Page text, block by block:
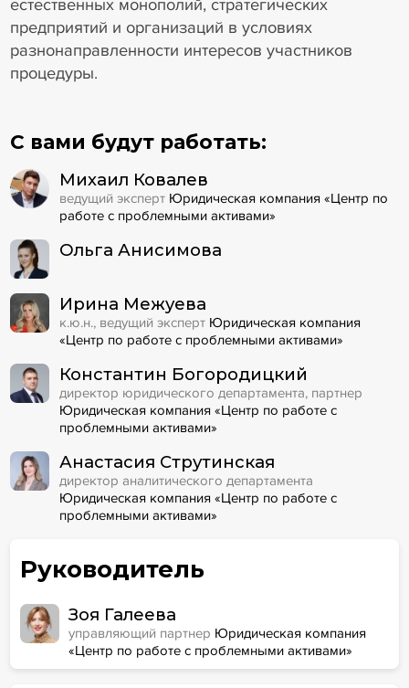
естественных монополий, стратегических
предприятий и организаций в условиях
разнонаправленности интересов участников
процедуры.
С вами будут работать:
Михаил Ковалев
ведущий эксперт Юридическая компания «Центр по
работе с проблемными активами»
Ольга Анисимова
Ирина Межуева
к.ю.н., ведущий эксперт Юридическая компания
«Центр по работе с проблемными активами»
Константин Богородицкий
директор юридического департамента, партнер
Юридическая компания «Центр по работе с
проблемными активами»
Анастасия Струтинская
директор аналитического департамента
Юридическая компания «Центр по работе с
проблемными активами»
Руководитель
Зоя Галеева
управляющий партнер Юридическая компания
«Центр по работе с проблемными активами»